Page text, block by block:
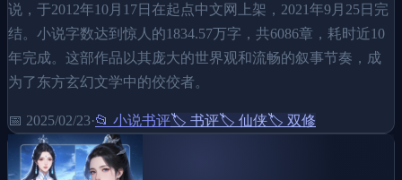
说，于2012年10月17日在起点中文网上架，2021年9月25日完
结。小说字数达到惊人的1834.57万字，共6086章，耗时近10
年完成。这部作品以其庞大的世界观和流畅的叙事节奏，成
为了东方玄幻文学中的佼佼者。
📅 2025/02/23·📂 小说书评🏷️ 书评🏷️ 仙侠🏷️ 双修